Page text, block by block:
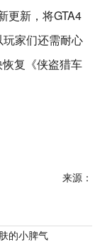
更新，将GTA4
家们还需耐心
复《侠盗猎车
来源：
的小脾气